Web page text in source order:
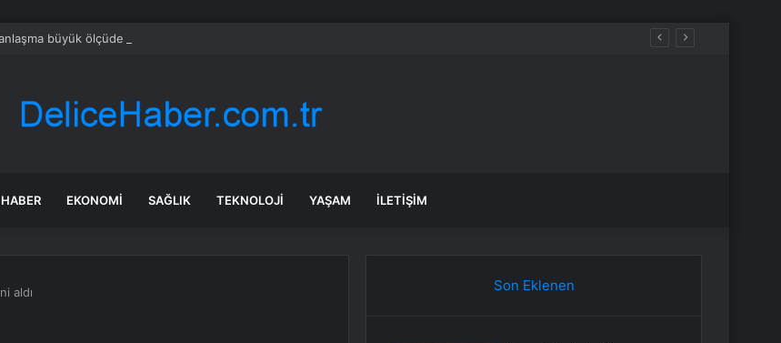
büyük ölçüde müzakere edildi, Hürmüz Boğazı yeniden açılacak
HABER EKONOMI SAĞLIK TEKNOLOJI YAŞAM İLETIŞIM
aldı Son Eklenen